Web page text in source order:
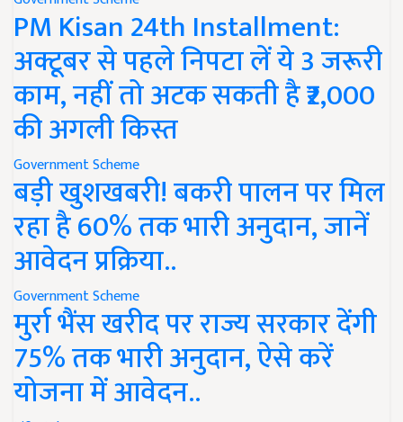
PM Kisan 24th Installment:
अक्टूबर से पहले निपटा लें ये 3 जरूरी
काम, नहीं तो अटक सकती है ₹2,000
की अगली किस्त
Government Scheme
बड़ी खुशखबरी! बकरी पालन पर मिल
रहा है 60% तक भारी अनुदान, जानें
आवेदन प्रक्रिया..
Government Scheme
मुर्रा भैंस खरीद पर राज्य सरकार देंगी
75% तक भारी अनुदान, ऐसे करें
योजना में आवेदन..